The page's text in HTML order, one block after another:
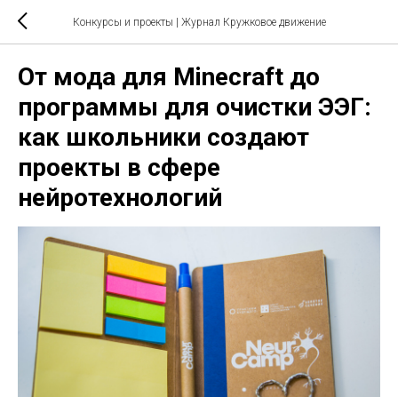
Конкурсы и проекты | Журнал Кружковое движение
От мода для Minecraft до
программы для очистки ЭЭГ:
как школьники создают
проекты в сфере
нейротехнологий